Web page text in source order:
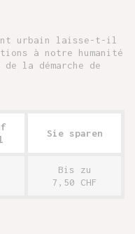
urbain laisse-t-il
à notre humanité
la démarche de
Sie sparen
Bis zu
7,50 CHF